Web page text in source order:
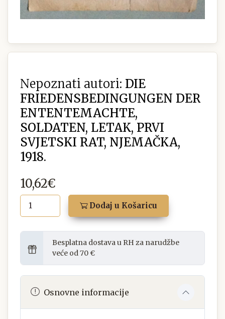
Nepoznati autori: DIE
FRIEDENSBEDINGUNGEN DER
ENTENTEMACHTE,
SOLDATEN, LETAK, PRVI
SVJETSKI RAT, NJEMAČKA,
1918.
10,62€
Dodaj u Košaricu
Besplatna dostava u RH za narudžbe
veće od 70 €
Osnovne informacije